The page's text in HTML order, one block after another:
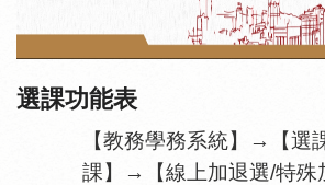
選課功能表
【教務學務系統】→【選
課】→【線上加退選/特殊